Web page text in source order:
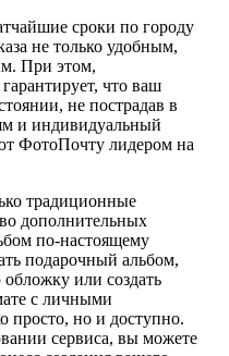
сроки по городу
не только удобным,
При этом,
что ваш
не пострадав в
и индивидуальный
ФотоПочту лидером на
традиционные
дополнительных
по-настоящему
подарочный альбом,
или создать
с личными
просто, но и доступно.
сервиса, вы можете